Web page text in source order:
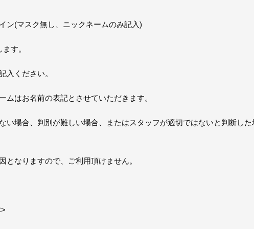
ン(マスク無し、ニックネームのみ記入)
す。
入ください。
はお名前の表記とさせていただきます。
場合、判別が難しい場合、またはスタッフが適切ではないと判断し
なりますので、ご利用頂けません。